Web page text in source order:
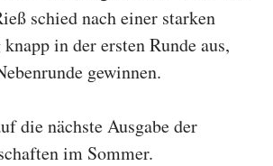
schied nach einer starken
in der ersten Runde aus,
gewinnen.
die nächste Ausgabe der
im Sommer.